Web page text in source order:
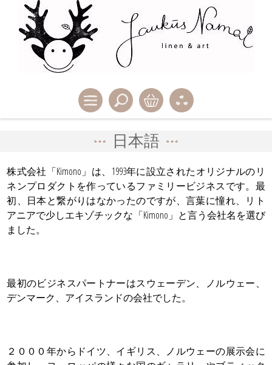
日本語
株式会社「Kimono」は、1993年に設立されたオリジナルのリ
ネンプロダクトを作っているファミリービジネスです。最
初、日本と繋がりはなかったのですが、言葉に憧れ、リト
アニアで少しエキゾチックな「Kimono」と言う会社名を選び
ました。
最初のビジネスパートナーはスウェーデン、ノルウェー、
デンマーク、アイスランドの会社でした。
２０００年からドイツ、イギリス、ノルウェーの展示会に